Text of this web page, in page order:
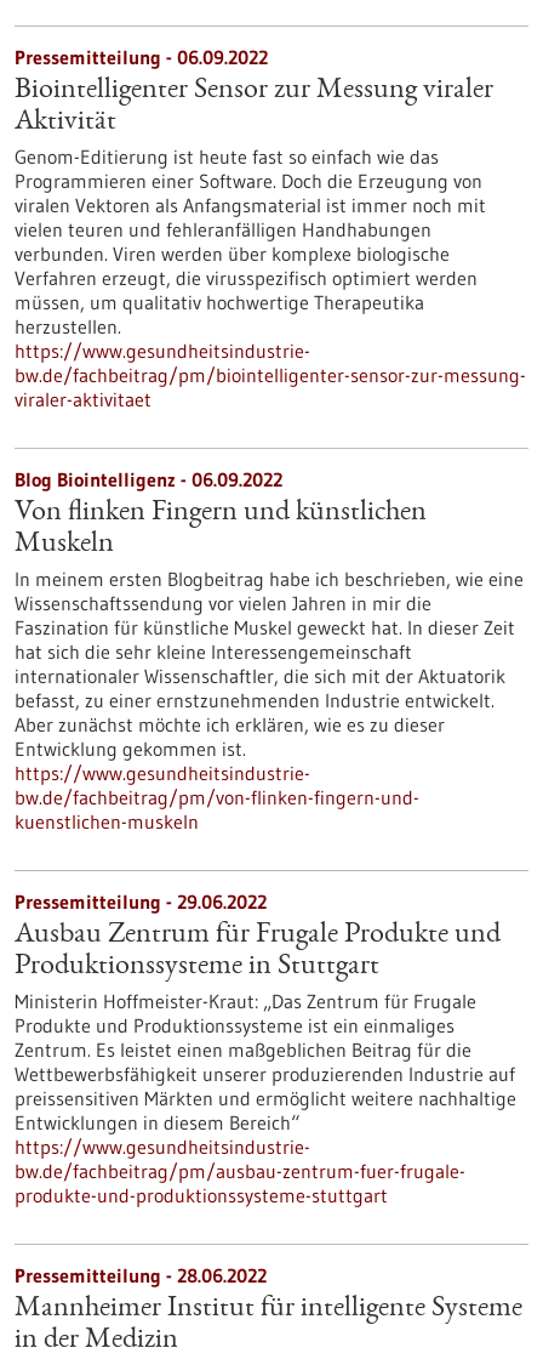
Pressemitteilung - 06.09.2022
Biointelligenter Sensor zur Messung viraler
Aktivität
Genom-Editierung ist heute fast so einfach wie das
Programmieren einer Software. Doch die Erzeugung von
viralen Vektoren als Anfangsmaterial ist immer noch mit
vielen teuren und fehleranfälligen Handhabungen
verbunden. Viren werden über komplexe biologische
Verfahren erzeugt, die virusspezifisch optimiert werden
müssen, um qualitativ hochwertige Therapeutika
herzustellen.
https://www.gesundheitsindustrie-
bw.de/fachbeitrag/pm/biointelligenter-sensor-zur-messung-
viraler-aktivitaet
Blog Biointelligenz - 06.09.2022
Von flinken Fingern und künstlichen
Muskeln
In meinem ersten Blogbeitrag habe ich beschrieben, wie eine
Wissenschaftssendung vor vielen Jahren in mir die
Faszination für künstliche Muskel geweckt hat. In dieser Zeit
hat sich die sehr kleine Interessengemeinschaft
internationaler Wissenschaftler, die sich mit der Aktuatorik
befasst, zu einer ernstzunehmenden Industrie entwickelt.
Aber zunächst möchte ich erklären, wie es zu dieser
Entwicklung gekommen ist.
https://www.gesundheitsindustrie-
bw.de/fachbeitrag/pm/von-flinken-fingern-und-
kuenstlichen-muskeln
Pressemitteilung - 29.06.2022
Ausbau Zentrum für Frugale Produkte und
Produktionssysteme in Stuttgart
Ministerin Hoffmeister-Kraut: „Das Zentrum für Frugale
Produkte und Produktionssysteme ist ein einmaliges
Zentrum. Es leistet einen maßgeblichen Beitrag für die
Wettbewerbsfähigkeit unserer produzierenden Industrie auf
preissensitiven Märkten und ermöglicht weitere nachhaltige
Entwicklungen in diesem Bereich“
https://www.gesundheitsindustrie-
bw.de/fachbeitrag/pm/ausbau-zentrum-fuer-frugale-
produkte-und-produktionssysteme-stuttgart
Pressemitteilung - 28.06.2022
Mannheimer Institut für intelligente Systeme
in der Medizin